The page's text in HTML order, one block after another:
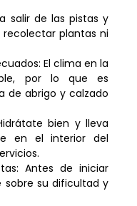
salir de las pistas y
recolectar plantas ni
El clima en la
por lo que es
de abrigo y calzado
bien y lleva
en el interior del
Antes de iniciar
su dificultad y